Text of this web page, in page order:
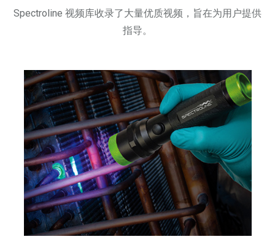
Spectroline 视频库收录了大量优质视频，旨在为用户提供
指导。